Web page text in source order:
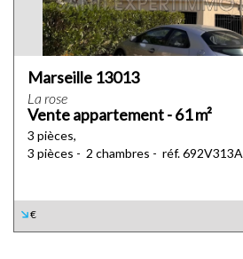
Marseille 13013
La rose
Vente appartement - 61 m²
3 pièces,
3 pièces - 2 chambres - réf. 692V313A
€